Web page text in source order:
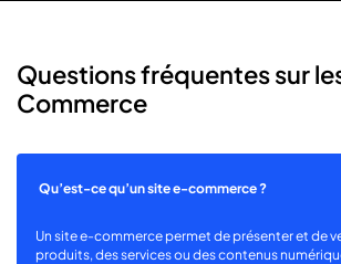
Questions fréquentes sur
Commerce
Qu’est-ce qu’un site e-commerce ?
Un site e-commerce permet de présenter et de
produits, des services ou des contenus